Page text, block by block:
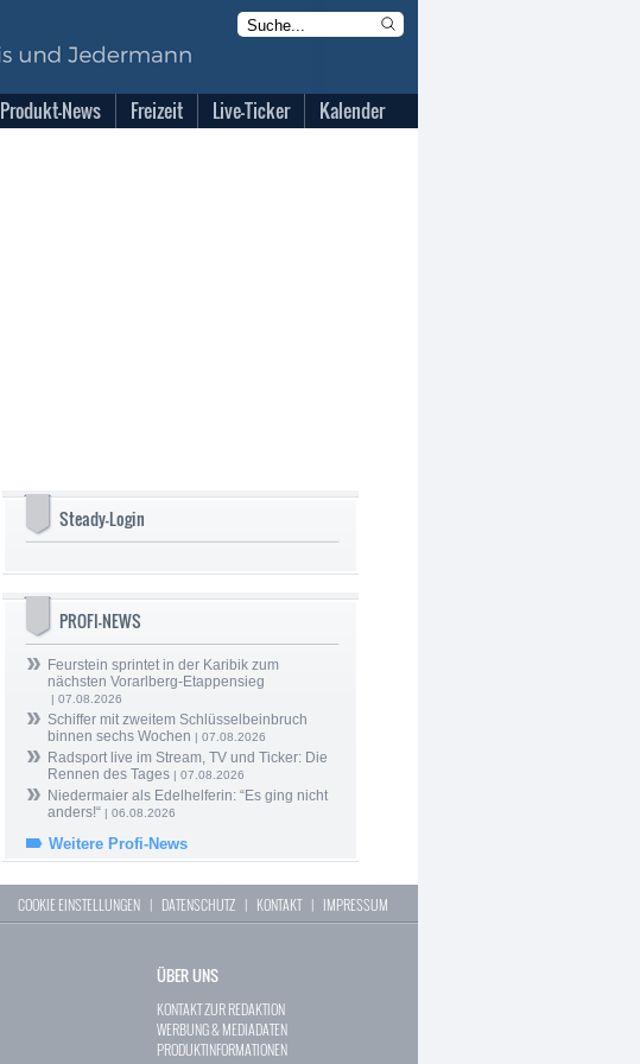
Produkt-News Freizeit Live-Ticker Kalender
Steady-Login
PROFI-NEWS
Feurstein sprintet in der Karibik zum
nächsten Vorarlberg-Etappensieg
| 07.08.2026
Schiffer mit zweitem Schlüsselbeinbruch
binnen sechs Wochen | 07.08.2026
Radsport live im Stream, TV und Ticker: Die
Rennen des Tages | 07.08.2026
Niedermaier als Edelhelferin: “Es ging nicht
anders!“ | 06.08.2026
Weitere Profi-News
COOKIE EINSTELLUNGEN | DATENSCHUTZ | KONTAKT| IMPRESSUM
ÜBER UNS
KONTAKT ZUR REDAKTION
WERBUNG & MEDIADATEN
PRODUKTINFORMATIONEN